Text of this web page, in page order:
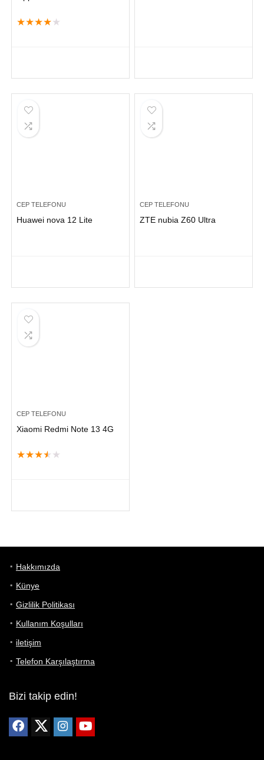
★★★★ ★
CEP TELEFONU
Huawei nova 12 Lite
CEP TELEFONU
ZTE nubia Z60 Ultra
CEP TELEFONU
Xiaomi Redmi Note 13 4G
★★★★ ★
Hakkımızda
Künye
Gizlilik Politikası
Kullanım Koşulları
iletişim
Telefon Karşılaştırma
Bizi takip edin!